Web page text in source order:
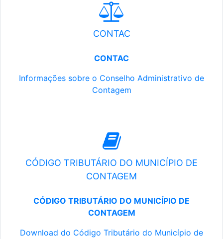
CONTAC
CONTAC
Informações sobre o Conselho Administrativo de
Contagem
CÓDIGO TRIBUTÁRIO DO MUNICÍPIO DE
CONTAGEM
CÓDIGO TRIBUTÁRIO DO MUNICÍPIO DE
CONTAGEM
Download do Código Tributário do Município de